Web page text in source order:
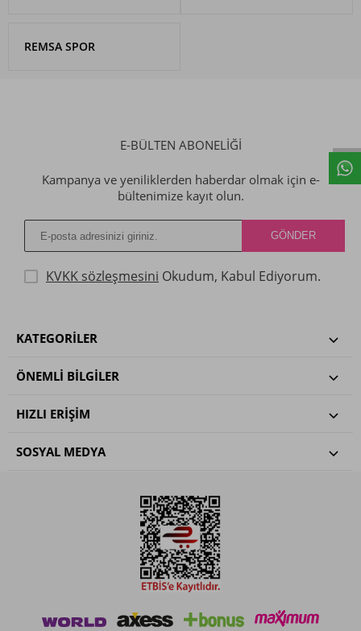
REMSA SPOR
E-BÜLTEN ABONELİĞİ
Kampanya ve yeniliklerden haberdar olmak için e-
bültenimize kayıt olun.
KVKK sözleşmesini Okudum, Kabul Ediyorum.
KATEGORILER
ÖNEMLI BILGILER
HIZLI ERIŞIM
SOSYAL MEDYA